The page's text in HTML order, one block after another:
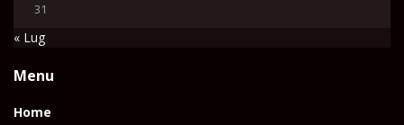
31
« Lug
Menu
Home